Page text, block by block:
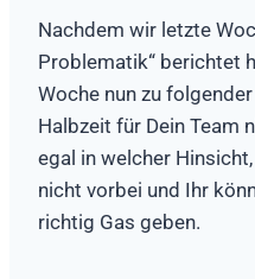
Nachdem wir letzte
Problematik“ berichtet
Woche nun zu
Halbzeit für Dein Team
egal in welcher
nicht vorbei und Ihr
richtig Gas geben.